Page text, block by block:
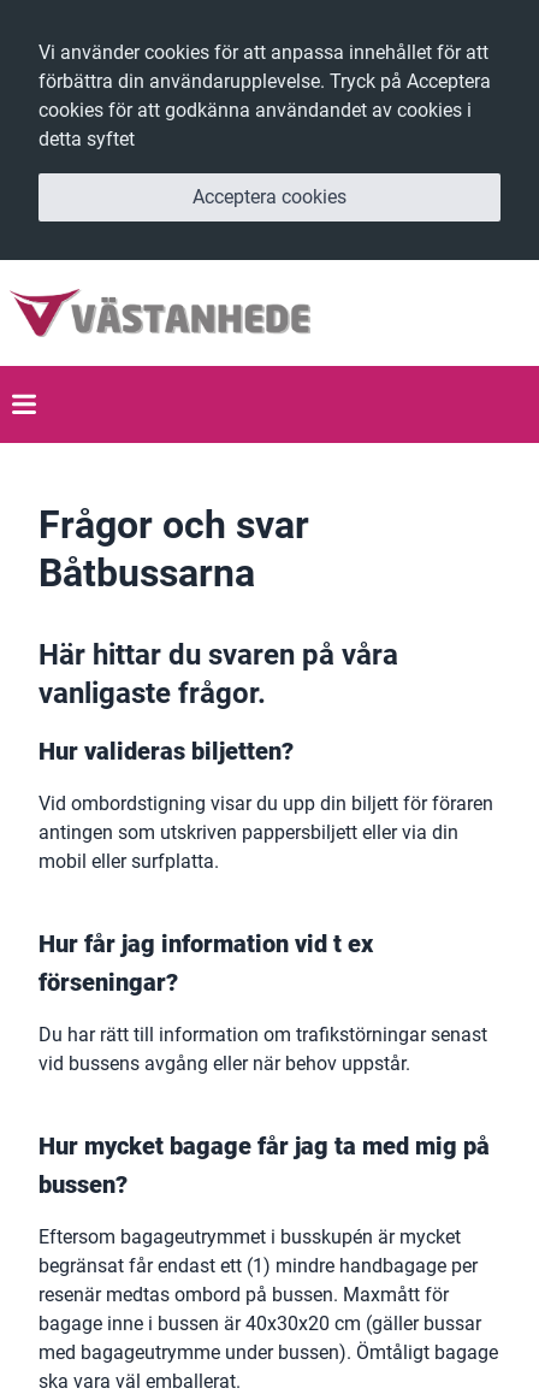
Vi använder cookies för att anpassa innehållet för att
förbättra din användarupplevelse. Tryck på Acceptera
cookies för att godkänna användandet av cookies i
detta syftet
Acceptera cookies
Frågor och svar
Båtbussarna
Här hittar du svaren på våra
vanligaste frågor.
Hur valideras biljetten?
Vid ombordstigning visar du upp din biljett för föraren
antingen som utskriven pappersbiljett eller via din
mobil eller surfplatta.
Hur får jag information vid t ex
förseningar?
Du har rätt till information om trafikstörningar senast
vid bussens avgång eller när behov uppstår.
Hur mycket bagage får jag ta med mig på
bussen?
Eftersom bagageutrymmet i busskupén är mycket
begränsat får endast ett (1) mindre handbagage per
resenär medtas ombord på bussen. Maxmått för
bagage inne i bussen är 40x30x20 cm (gäller bussar
med bagageutrymme under bussen). Ömtåligt bagage
ska vara väl emballerat.